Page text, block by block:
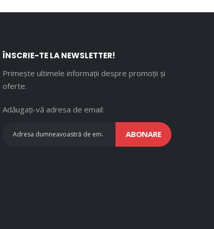
ÎNSCRIE-TE LA NEWSLETTER!
Primește ultimele informații despre promoții și
oferte.
Adăugați-vă adresa de email:
ABONARE